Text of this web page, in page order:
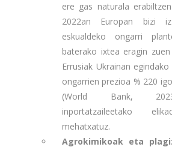
ere gas naturala
2022an Europan bizi
eskualdeko ongarri
baterako ixtea eragin
Errusiak Ukrainan
ongarrien prezioa % 220
(World Bank,
inportatzaileetako
mehatxatuz.
Agrokimikoak eta